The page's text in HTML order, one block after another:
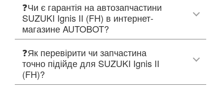
❓Чи є гарантія на автозапчастини
SUZUKI Ignis II (FH) в интернет-
магазине AUTOBOT?
❓Як перевірити чи запчастина
точно підійде для SUZUKI Ignis II
(FH)?